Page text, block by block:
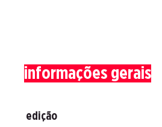
informações gerais
edição